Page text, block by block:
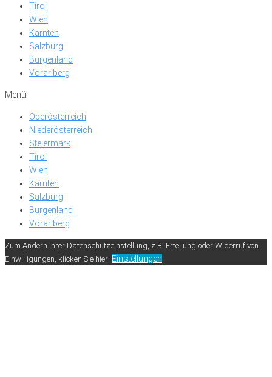
Tirol
Wien
Kärnten
Salzburg
Burgenland
Vorarlberg
Menü
Oberösterreich
Niederösterreich
Steiermark
Tirol
Wien
Kärnten
Salzburg
Burgenland
Vorarlberg
Zum Ändern Ihrer Datenschutzeinstellung, z.B. Erteilung oder Widerruf von
Einwilligungen, klicken Sie hier: Einstellungen